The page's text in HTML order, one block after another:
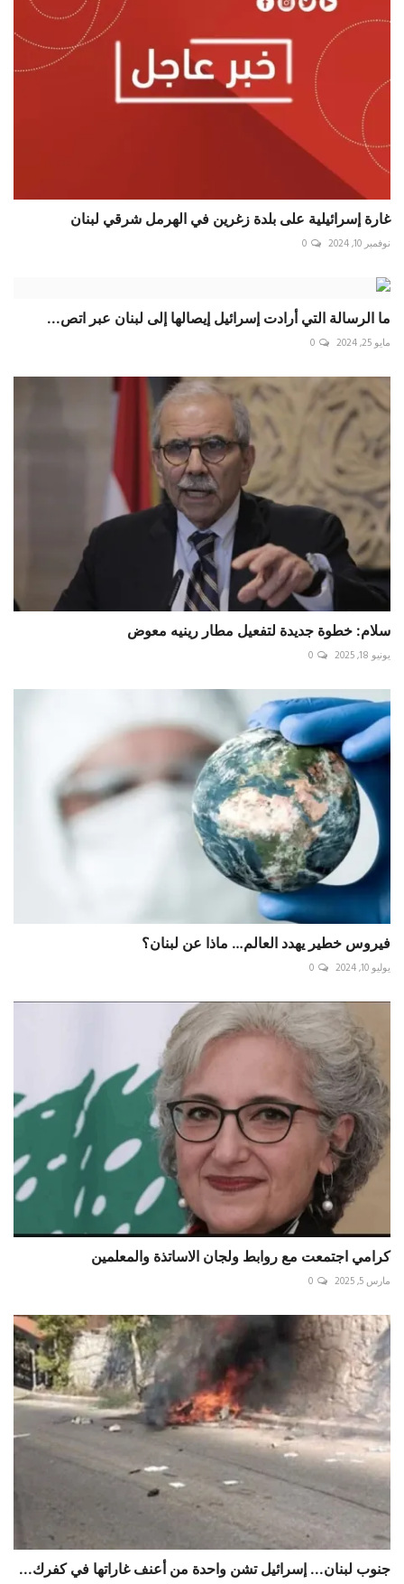
غارة إسرائيلية على بلدة زغرين في الهرمل شرقي لبنان
نوفمبر 10, 2024 0
ما الرسالة التي أرادت إسرائيل إيصالها إلى لبنان عبر اتص...
مايو 25, 2024 0
سلام: خطوة جديدة لتفعيل مطار رينيه معوض
يونيو 18, 2025 0
فيروس خطير يهدد العالم… ماذا عن لبنان؟
يوليو 10, 2024 0
كرامي اجتمعت مع روابط ولجان الاساتذة والمعلمين
مارس 5, 2025 0
جنوب لبنان... إسرائيل تشن واحدة من أعنف غاراتها في كفرك...